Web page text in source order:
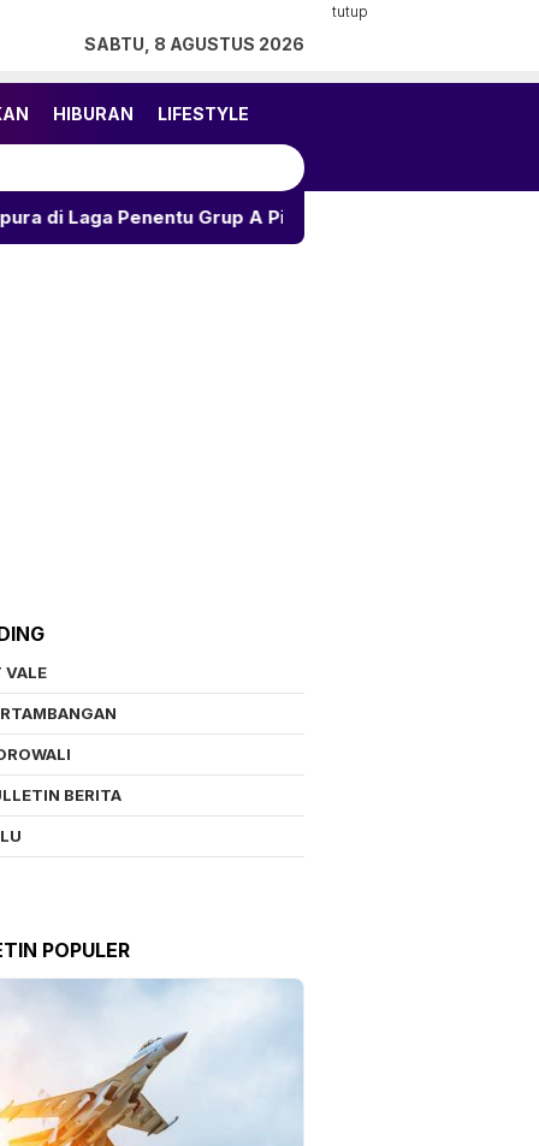
tutup
SABTU, 8 AGUSTUS 2026
HIBURAN LIFESTYLE
Grup A Piala AFF 2026
VALE
BERITA
POPULER